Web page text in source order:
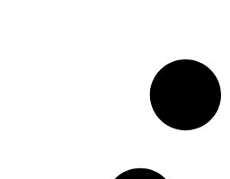
met ons op te nemen.